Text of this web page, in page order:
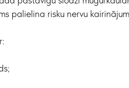
palielina risku nervu